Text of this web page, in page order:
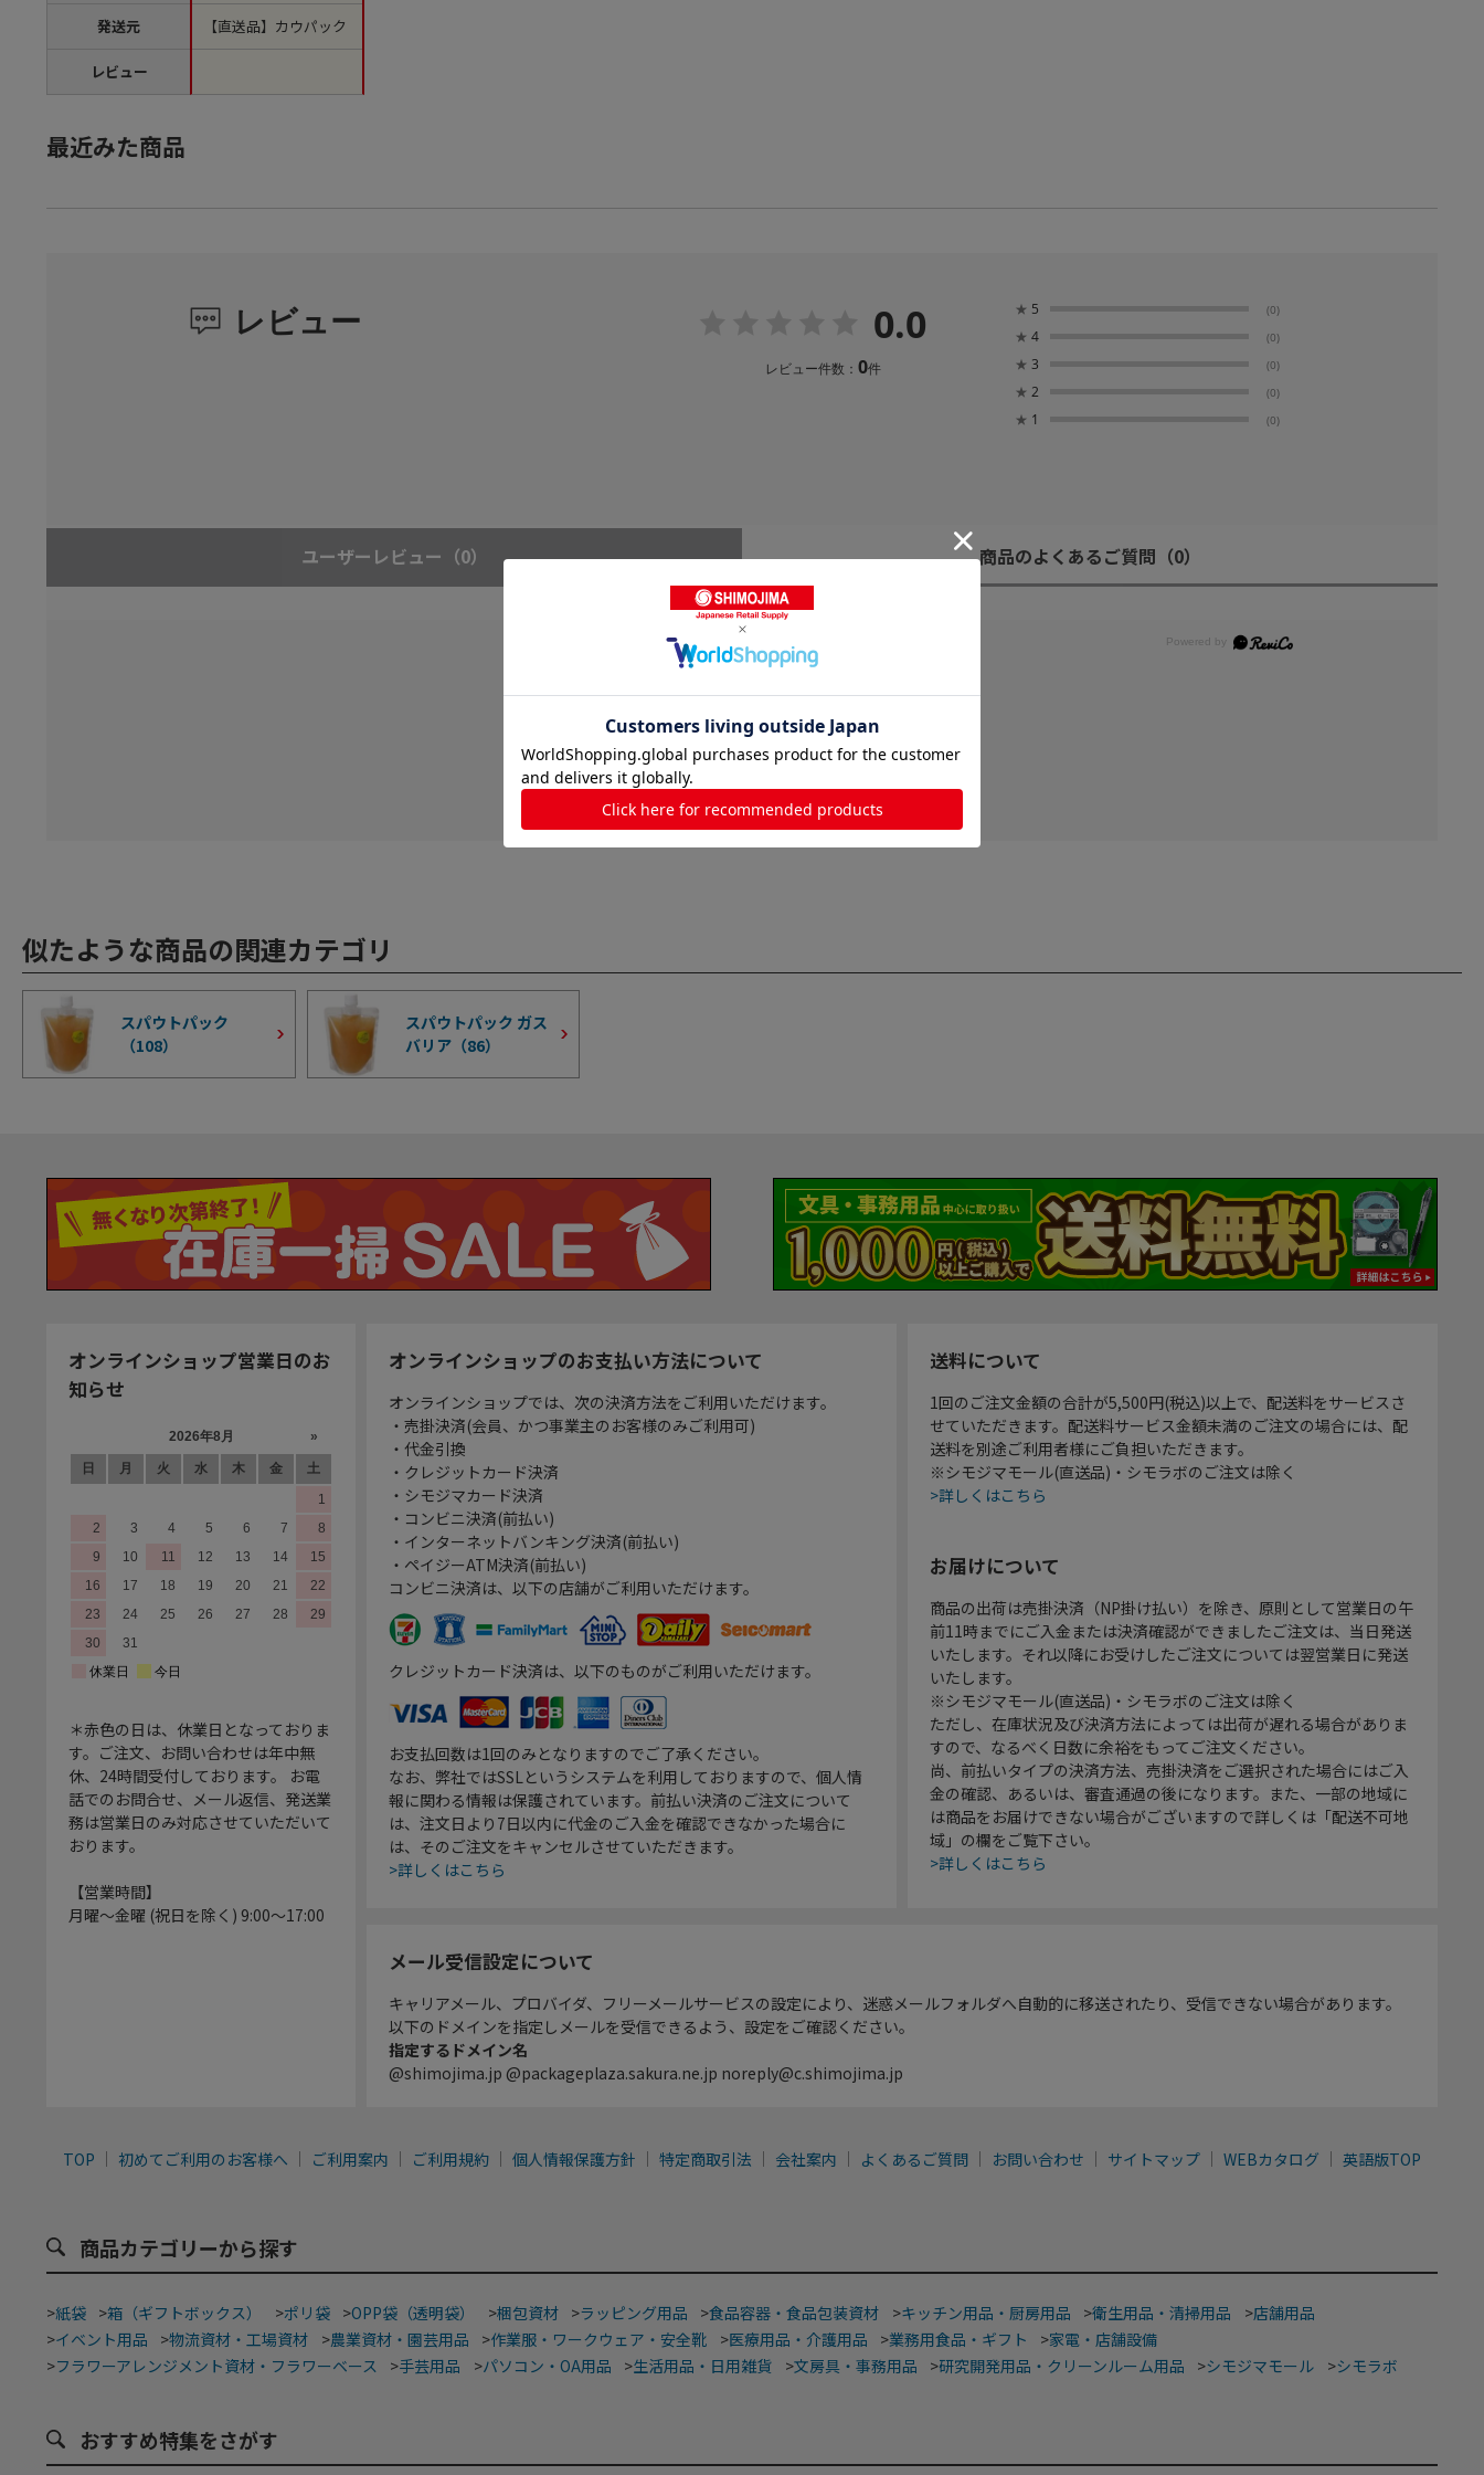
発送元
レビュー
【直送品】カウパック
最近みた商品
レビュー 0.0
レビュー件数： 0件
★ 5 (0)
★ 4 (0)
★ 3 (0)
★ 2 (0)
★ 1 (0)
ユーザーレビュー （0） 商品のよくあるご質問 （0）
似たような商品の関連カテゴリ
スパウトパック
（108）
スパウトパック ガス
バリア（86）
オンラインショップ営業日のお
知らせ
＊赤色の日は、休業日となっておりま
す。ご注文、お問い合わせは年中無
休、24時間受付しております。 お電
話でのお問合せ、メール返信、発送業
務は営業日のみ対応させていただいて
おります。
【営業時間】
月曜～金曜 (祝日を除く) 9:00～17:00
オンラインショップのお支払い方法について
オンラインショップでは、次の決済方法をご利用いただけます。
・売掛決済(会員、かつ事業主のお客様のみご利用可)
・代金引換
・クレジットカード決済
・シモジマカード決済
・コンビニ決済(前払い)
・インターネットバンキング決済(前払い)
・ペイジーATM決済(前払い)
コンビニ決済は、以下の店舗がご利用いただけます。
クレジットカード決済は、以下のものがご利用いただけます。
お支払回数は1回のみとなりますのでご了承ください。
なお、弊社ではSSLというシステムを利用しておりますので、個人情
報に関わる情報は保護されています。前払い決済のご注文について
は、注文日より7日以内に代金のご入金を確認できなかった場合に
は、そのご注文をキャンセルさせていただきます。
>詳しくはこちら
送料について
1回のご注文金額の合計が5,500円(税込)以上で、配送料をサービスさ
せていただきます。配送料サービス金額未満のご注文の場合には、配
送料を別途ご利用者様にご負担いただきます。
※シモジマモール(直送品)・シモラボのご注文は除く
>詳しくはこちら
お届けについて
商品の出荷は売掛決済（NP掛け払い）を除き、原則として営業日の午
前11時までにご入金または決済確認ができましたご注文は、当日発送
いたします。それ以降にお受けしたご注文については翌営業日に発送
いたします。
※シモジマモール(直送品)・シモラボのご注文は除く
ただし、在庫状況及び決済方法によっては出荷が遅れる場合がありま
すので、なるべく日数に余裕をもってご注文ください。
尚、前払いタイプの決済方法、売掛決済をご選択された場合にはご入
金の確認、あるいは、審査通過の後になります。また、一部の地域に
は商品をお届けできない場合がございますので詳しくは「配送不可地
域」の欄をご覧下さい。
>詳しくはこちら
メール受信設定について
キャリアメール、プロバイダ、フリーメールサービスの設定により、迷惑メールフォルダへ自動的に移送されたり、受信できない場合があります。
以下のドメインを指定しメールを受信できるよう、設定をご確認ください。
指定するドメイン名
@shimojima.jp @packageplaza.sakura.ne.jp noreply@c.shimojima.jp
TOP 初めてご利用のお客様へ ご利用案内 ご利用規約 個人情報保護方針 特定商取引法 会社案内 よくあるご質問 お問い合わせ サイトマップ WEBカタログ 英語版TOP
商品カテゴリーから探す
>紙袋 >箱（ギフトボックス） >ポリ袋 >OPP袋（透明袋） >梱包資材 >ラッピング用品 >食品容器・食品包装資材 >キッチン用品・厨房用品 >衛生用品・清掃用品 >店舗用品
>イベント用品 >物流資材・工場資材 >農業資材・園芸用品 >作業服・ワークウェア・安全靴 >医療用品・介護用品 >業務用食品・ギフト >家電・店舗設備
>フラワーアレンジメント資材・フラワーベース >手芸用品 >パソコン・OA用品 >生活用品・日用雑貨 >文房具・事務用品 >研究開発用品・クリーンルーム用品 >シモジマモール >シモラボ
おすすめ特集をさがす